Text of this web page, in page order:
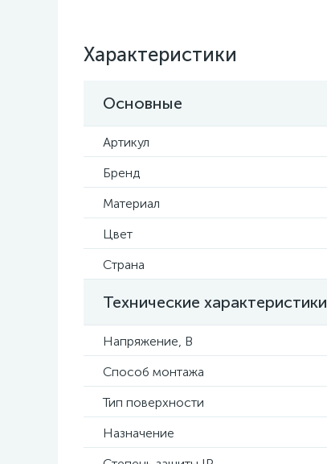
Характеристики
Основные
Артикул
Бренд
Материал
Цвет
Страна
Технические характеристики
Напряжение, В
Способ монтажа
Тип поверхности
Назначение